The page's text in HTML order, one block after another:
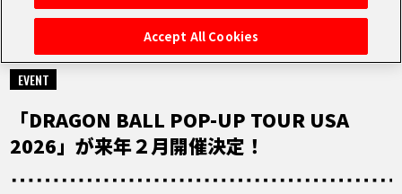
HOME
NEWS
RANKING
MOVIE
2025.12.12
EVENT
「DRAGON BALL POP-UP TOUR USA
2026」が来年２月開催決定！
Accept All Cookies